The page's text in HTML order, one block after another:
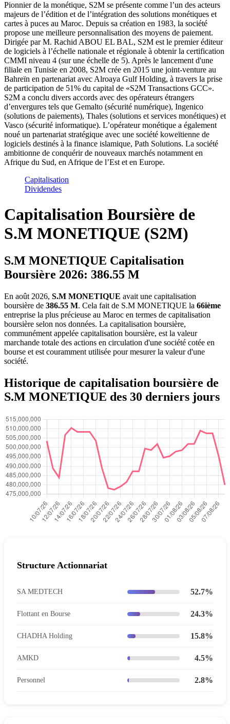
Pionnier de la monétique, S2M se présente comme l’un des acteurs
majeurs de l’édition et de l’intégration des solutions monétiques et
cartes à puces au Maroc. Depuis sa création en 1983, la société
propose une meilleure personnalisation des moyens de paiement.
Dirigée par M. Rachid ABOU EL BAL, S2M est le premier éditeur
de logiciels à l’échelle nationale et régionale à obtenir la certification
CMMI niveau 4 (sur une échelle de 5). Après le lancement d'une
filiale en Tunisie en 2008, S2M crée en 2015 une joint-venture au
Bahreïn en partenariat avec Alroaya Gulf Holding, à travers la prise
de participation de 51% du capital de «S2M Transactions GCC».
S2M a conclu divers accords avec des opérateurs étrangers
d’envergures tels que Gemalto (sécurité numérique), Ingenico
(solutions de paiements), Thales (solutions et services monétiques) et
Vasco (sécurité informatique). L’opérateur monétique a également
noué un partenariat stratégique avec une société koweïtienne de
logiciels destinés à la finance islamique, Path Solutions. La société
ambitionne de conquérir de nouveaux marchés notamment en
Afrique du Sud, en Afrique de l’Est et en Europe.
Capitalisation
Dividendes
Capitalisation Boursière de
S.M MONETIQUE (S2M)
S.M MONETIQUE Capitalisation
Boursière 2026: 386.55 M
En août 2026, S.M MONETIQUE avait une capitalisation
boursière de 386.55 M. Cela fait de S.M MONETIQUE la 66ième
entreprise la plus précieuse au Maroc en termes de capitalisation
boursière selon nos données. La capitalisation boursière,
communément appelée capitalisation boursière, est la valeur
marchande totale des actions en circulation d'une société cotée en
bourse et est couramment utilisée pour mesurer la valeur d'une
société.
Historique de capitalisation boursière de
S.M MONETIQUE des 30 derniers jours
Structure Actionnariat
SA MEDTECH 52.7%
Flottant en Bourse 24.3%
CHADHA Holding 15.8%
AMKD 4.5%
Personnel 2.8%